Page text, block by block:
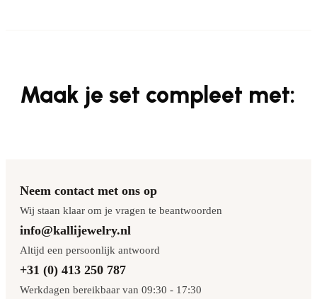
Maak je set compleet met:
Neem contact met ons op
Wij staan klaar om je vragen te beantwoorden
info@kallijewelry.nl
Altijd een persoonlijk antwoord
+31 (0) 413 250 787
Werkdagen bereikbaar van 09:30 - 17:30